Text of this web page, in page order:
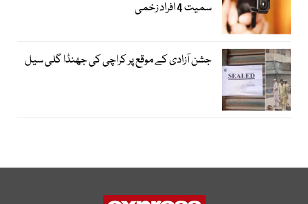
سمیت 4 افراد زخمی
جشن آزادی کے موقع پر کراچی کی جھنڈا گلی سیل